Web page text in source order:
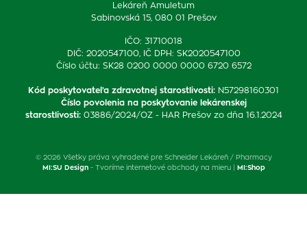
Lekáreň Amuletum
Sabinovská 15, 080 01 Prešov
IČO: 31710018
DIČ: 2020547100, IČ DPH: SK2020547100
Číslo účtu: SK28 0200 0000 0000 6720 6572
Kód poskytovateľa zdravotnej starostlivosti: N57298160301
Číslo povolenia na poskytovanie lekárenskej
starostlivosti: 03886/2024/OZ - HAR Prešov zo dňa 16.1.2024
© 2026 Všetky práva vyhradené pre Schneider Lekáreň / Pharmacy
MI:SU Design- Tvoríme internetové obchody na mieru | MI:Shop